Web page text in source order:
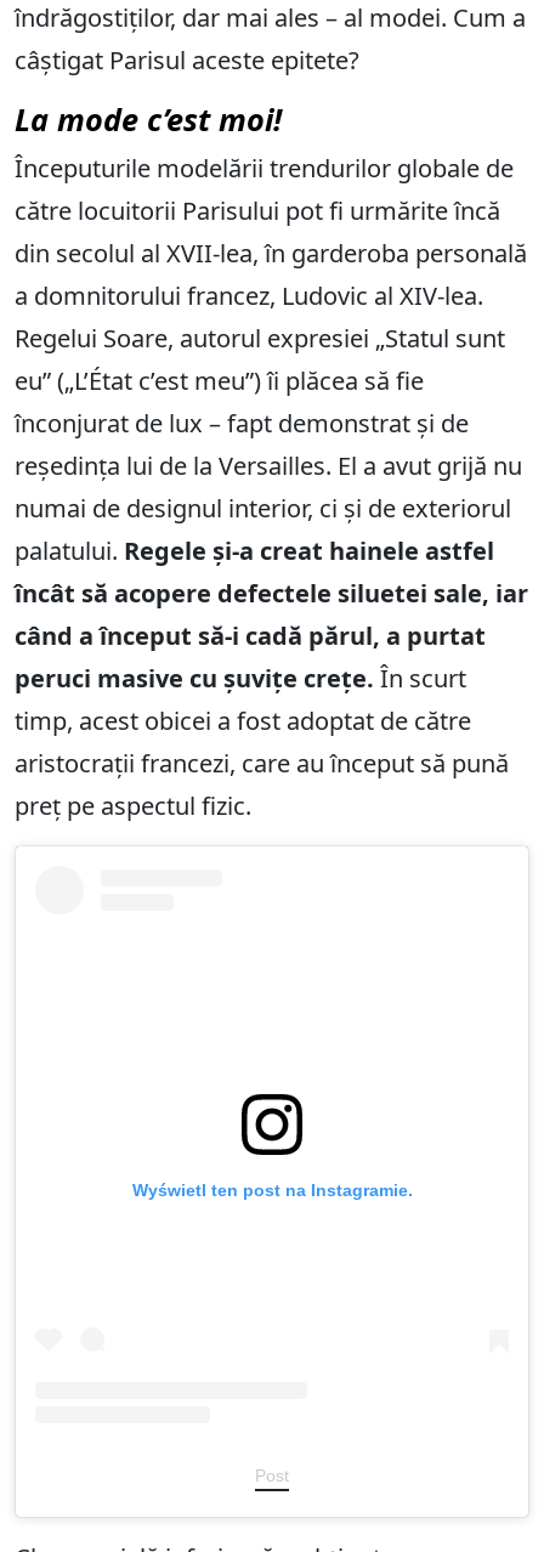
îndrăgostiților, dar mai ales – al modei. Cum a
câștigat Parisul aceste epitete?
La mode c’est moi!
Începuturile modelării trendurilor globale de
către locuitorii Parisului pot fi urmărite încă
din secolul al XVII-lea, în garderoba personală
a domnitorului francez, Ludovic al XIV-lea.
Regelui Soare, autorul expresiei „Statul sunt
eu” („L’État c’est meu”) îi plăcea să fie
înconjurat de lux – fapt demonstrat și de
reședința lui de la Versailles. El a avut grijă nu
numai de designul interior, ci și de exteriorul
palatului. Regele și-a creat hainele astfel
încât să acopere defectele siluetei sale, iar
când a început să-i cadă părul, a purtat
peruci masive cu șuvițe crețe. În scurt
timp, acest obicei a fost adoptat de către
aristocrații francezi, care au început să pună
preț pe aspectul fizic.
Wyświetl ten post na Instagramie.
Post